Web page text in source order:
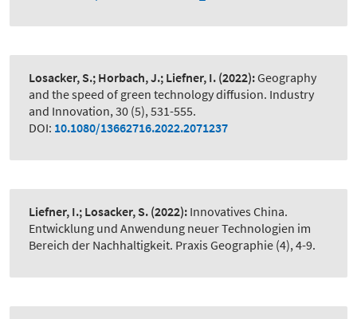
Losacker, S.; Horbach, J.; Liefner, I. (2022):Geography
and the speed of green technology diffusion. Industry
and Innovation, 30 (5), 531-555.
DOI: 10.1080/13662716.2022.2071237
Liefner, I.; Losacker, S. (2022): Innovatives China.
Entwicklung und Anwendung neuer Technologien im
Bereich der Nachhaltigkeit. Praxis Geographie (4), 4-9.